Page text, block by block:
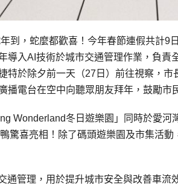
到，蛇麼都歡喜！今年春節連假共計9
導入AI技術於城市交通管理作業，負
特於除夕前一天（27日）前往視察，
播電台在空中向聽眾朋友拜年，鼓勵市
Wonderland冬日遊樂園」同時於愛
驚喜亮相！除了碼頭遊樂園及市集活
通管理，用於提升城市安全與改善車流